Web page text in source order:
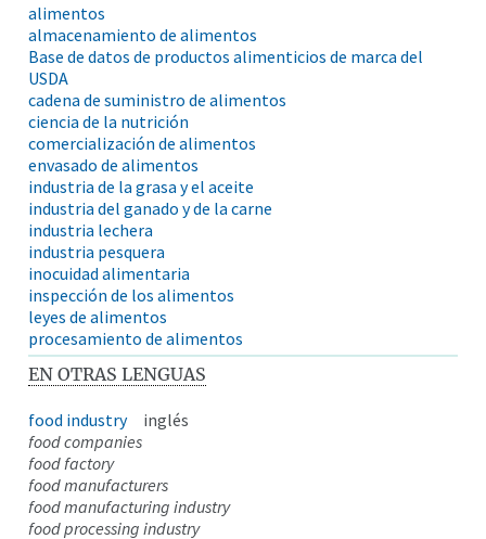
alimentos
almacenamiento de alimentos
Base de datos de productos alimenticios de marca del
USDA
cadena de suministro de alimentos
ciencia de la nutrición
comercialización de alimentos
envasado de alimentos
industria de la grasa y el aceite
industria del ganado y de la carne
industria lechera
industria pesquera
inocuidad alimentaria
inspección de los alimentos
leyes de alimentos
procesamiento de alimentos
EN OTRAS LENGUAS
food industry
inglés
food companies
food factory
food manufacturers
food manufacturing industry
food processing industry